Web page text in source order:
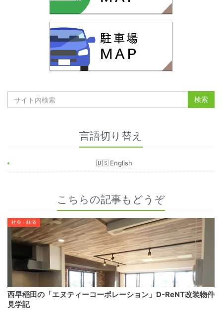
言語切り替え
English
こちらの記事もどうぞ
社会・経済
西早稲田の「エヌティーコーポレーション」D-ReNT改装物件
見学記